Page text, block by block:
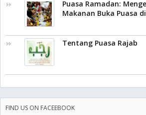
Puasa Ramadan:
Makanan Buka Puasa
Tentang Puasa Rajab
FIND US ON FACEEBOOK